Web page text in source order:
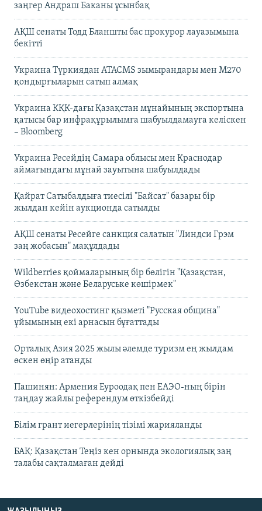
заңгер Андраш Баканы ұсынбақ
АҚШ сенаты Тодд Бланшты бас прокурор лауазымына
бекітті
Украина Түркиядан ATACMS зымырандары мен M270
қондырғыларын сатып алмақ
Украина КҚК-дағы Қазақстан мұнайының экспортына
қатысы бар инфрақұрылымға шабуылдамауға келіскен
– Bloomberg
Украина Ресейдің Самара облысы мен Краснодар
аймағындағы мұнай зауытына шабуылдады
Қайрат Сатыбалдыға тиесілі "Байсат" базары бір
жылдан кейін аукционда сатылды
АҚШ сенаты Ресейге санкция салатын "Линдси Грэм
заң жобасын" мақұлдады
Wildberries қоймаларының бір бөлігін "Қазақстан,
Өзбекстан және Беларуське көшірмек"
YouTube видеохостинг қызметі "Русская община"
ұйымының екі арнасын бұғаттады
Орталық Азия 2025 жылы әлемде туризм ең жылдам
өскен өңір атанды
Пашинян: Армения Еуроодақ пен ЕАЭО-ның бірін
таңдау жайлы референдум өткізбейді
Білім грант иегерлерінің тізімі жарияланды
БАҚ: Қазақстан Теңіз кен орнында экологиялық заң
талабы сақталмаған дейді